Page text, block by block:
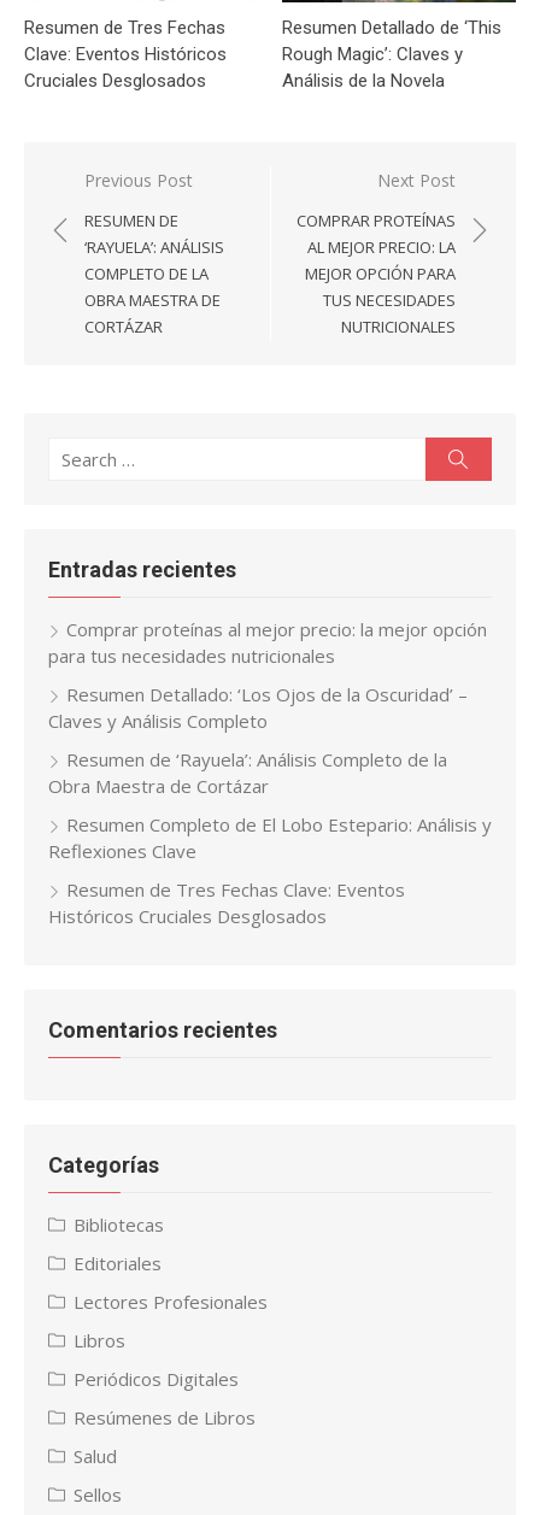
Resumen de Tres Fechas
Clave: Eventos Históricos
Cruciales Desglosados
Resumen Detallado de ‘This
Rough Magic’: Claves y
Análisis de la Novela
Navegación
de
entradas
Previous Post
RESUMEN DE
‘RAYUELA’: ANÁLISIS
COMPLETO DE LA
OBRA MAESTRA DE
CORTÁZAR
Next Post
COMPRAR PROTEÍNAS
AL MEJOR PRECIO: LA
MEJOR OPCIÓN PARA
TUS NECESIDADES
NUTRICIONALES
Search
Entradas recientes
Comprar proteínas al mejor precio: la mejor opción
para tus necesidades nutricionales
Resumen Detallado: ‘Los Ojos de la Oscuridad’ –
Claves y Análisis Completo
Resumen de ‘Rayuela’: Análisis Completo de la
Obra Maestra de Cortázar
Resumen Completo de El Lobo Estepario: Análisis y
Reflexiones Clave
Resumen de Tres Fechas Clave: Eventos
Históricos Cruciales Desglosados
Comentarios recientes
Categorías
Bibliotecas
Editoriales
Lectores Profesionales
Libros
Periódicos Digitales
Resúmenes de Libros
Salud
Sellos